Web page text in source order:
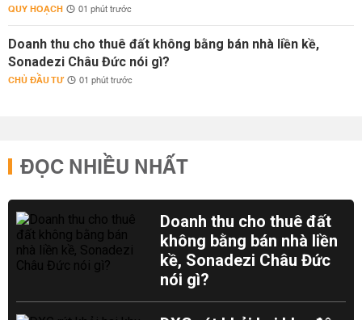
QUY HOẠCH 01 phút trước
Doanh thu cho thuê đất không bằng bán nhà liền kề,
Sonadezi Châu Đức nói gì?
CHỦ ĐẦU TƯ 01 phút trước
ĐỌC NHIỀU NHẤT
Doanh thu cho thuê đất
không bằng bán nhà liền
kề, Sonadezi Châu Đức
nói gì?